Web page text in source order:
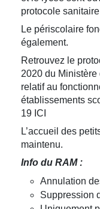
protocole
Le périscolaire
également.
Retrouvez le
2020 du Ministère
relatif au
établissements
19 ICI
L’accueil des
maintenu.
Info du RAM :
Annulation
Suppression